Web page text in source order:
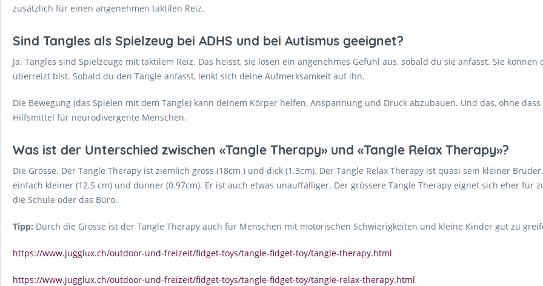
zusätzlich für einen angenehmen taktilen Reiz.
Sind Tangles als Spielzeug bei ADHS und bei Autismus geeignet?
Ja. Tangles sind Spielzeuge mit taktilem Reiz. Das heisst, sie lösen ein angenehmes Gefühl aus, sobald du sie anfasst. Sie
überreizt bist. Sobald du den Tangle anfasst, lenkt sich deine Aufmerksamkeit auf ihn.
Die Bewegung (das Spielen mit dem Tangle) kann deinem Körper helfen, Anspannung und Druck abzubauen. Und das, ohne
Hilfsmittel für neurodivergente Menschen.
Was ist der Unterschied zwischen «Tangle Therapy» und «Tangle Relax Therapy»?
Die Grösse. Der Tangle Therapy ist ziemlich gross (18cm ) und dick (1.3cm). Der Tangle Relax Therapy ist quasi sein kleiner
einfach kleiner (12.5 cm) und dünner (0.97cm). Er ist auch etwas unauffälliger. Der grössere Tangle Therapy eignet sich eher für
die Schule oder das Büro.
Tipp: Durch die Grösse ist der Tangle Therapy auch für Menschen mit motorischen Schwierigkeiten und kleine Kinder gut zu
https://www.jugglux.ch/outdoor-und-freizeit/fidget-toys/tangle-fidget-toy/tangle-therapy.html
https://www.jugglux.ch/outdoor-und-freizeit/fidget-toys/tangle-fidget-toy/tangle-relax-therapy.html